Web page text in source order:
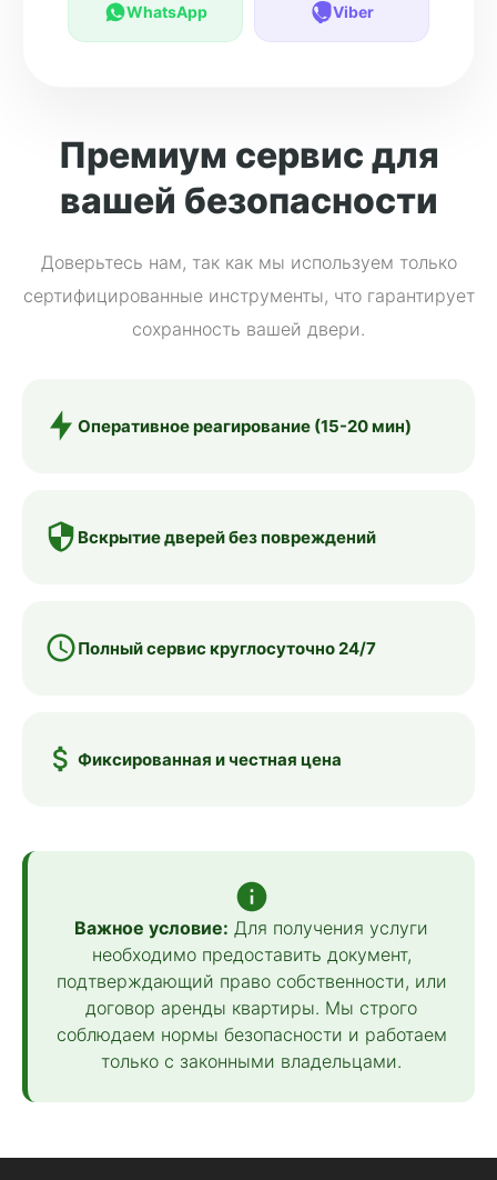
Премиум сервис для
вашей безопасности
Доверьтесь нам, так как мы используем только
сертифицированные инструменты, что гарантирует
сохранность вашей двери.
Оперативное реагирование (15-20 мин)
Вскрытие дверей без повреждений
Полный сервис круглосуточно 24/7
Фиксированная и честная цена
WhatsApp Viber
Важное условие: Для получения услуги
необходимо предоставить документ,
подтверждающий право собственности, или
договор аренды квартиры. Мы строго
соблюдаем нормы безопасности и работаем
только с законными владельцами.